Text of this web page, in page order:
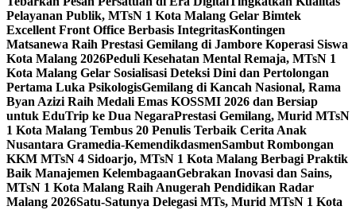
Pelayanan Publik, MTsN 1 Kota Malang Gelar Bimtek
Excellent Front Office Berbasis IntegritasKontingen
Matsanewa Raih Prestasi Gemilang di Jambore Koperasi Siswa
Kota Malang 2026Peduli Kesehatan Mental Remaja, MTsN 1
Kota Malang Gelar Sosialisasi Deteksi Dini dan Pertolongan
Pertama Luka PsikologisGemilang di Kancah Nasional, Rama
Byan Azizi Raih Medali Emas KOSSMI 2026 dan Bersiap
untuk EduTrip ke Dua NegaraPrestasi Gemilang, Murid MTsN
1 Kota Malang Tembus 20 Penulis Terbaik Cerita Anak
Nusantara Gramedia-KemendikdasmenSambut Rombongan
KKM MTsN 4 Sidoarjo, MTsN 1 Kota Malang Berbagi Praktik
Baik Manajemen KelembagaanGebrakan Inovasi dan Sains,
MTsN 1 Kota Malang Raih Anugerah Pendidikan Radar
Malang 2026Satu-Satunya Delegasi MTs, Murid MTsN 1 Kota